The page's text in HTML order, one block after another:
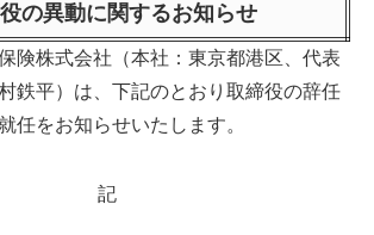
の異動に関するお知らせ
険株式会社（本社：東京都港区、代表
鉄平）は、下記のとおり取締役の辞任
任をお知らせいたします。
記